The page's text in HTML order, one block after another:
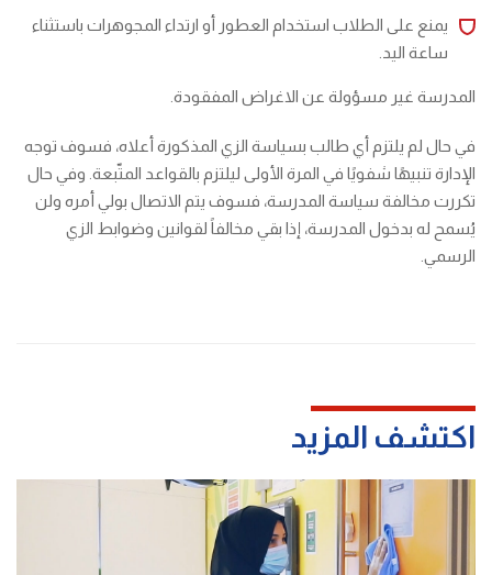
يمنع على الطلاب استخدام العطور أو ارتداء المجوهرات باستثناء
ساعة اليد.
المدرسة غير مسؤولة عن الاغراض المفقودة.
في حال لم يلتزم أي طالب بسياسة الزي المذكورة أعلاه، فسوف توجه
الإدارة تنبيهًا شفويًا في المرة الأولى ليلتزم بالقواعد المتّبعة. وفي حال
تكررت مخالفة سياسة المدرسة، فسوف يتم الاتصال بولي أمره ولن
يُسمح له بدخول المدرسة، إذا بقي مخالفاً لقوانين وضوابط الزي
الرسمي.
اكتشف المزيد